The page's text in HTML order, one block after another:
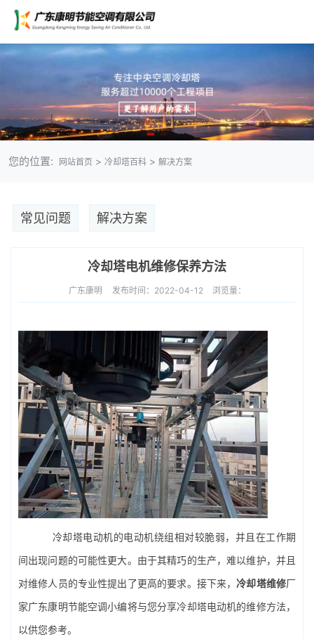
您的位置: 网站首页 > 冷却塔百科> 解决方案
常见问题 解决方案
冷却塔电机维修保养方法
广东康明 发布时间：2022-04-12 浏览量：
冷却塔电动机的电动机绕组相对较脆弱，并且在工作期
间出现问题的可能性更大。由于其精巧的生产，难以维护，并且
对维修人员的专业性提出了更高的要求。接下来，冷却塔维修厂
家广东康明节能空调小编将与您分享冷却塔电动机的维修方法，
以供您参考。